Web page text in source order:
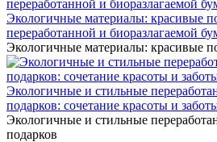
Экологичные материалы: красивые
переработанной и биоразлагаемой
Экологичные материалы: красивые
Экологичные и стильные
подарков: сочетание красоты и
Экологичные и стильные
подарков